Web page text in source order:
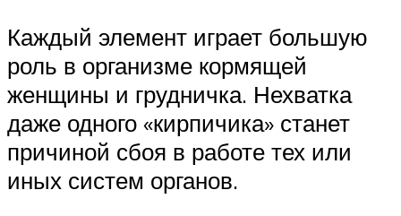
Каждый элемент играет большую
роль в организме кормящей
женщины и грудничка. Нехватка
даже одного «кирпичика» станет
причиной сбоя в работе тех или
иных систем органов.